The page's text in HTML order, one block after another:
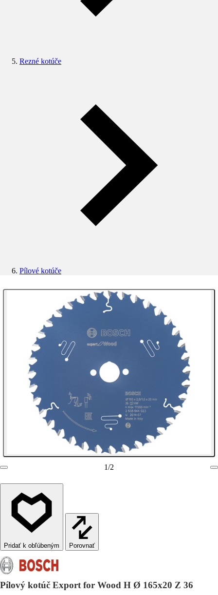
Rezné kotúče
Pílové kotúče
1/2
Porovnať
Pílový kotúč Export for Wood H Ø 165x20 Z 36